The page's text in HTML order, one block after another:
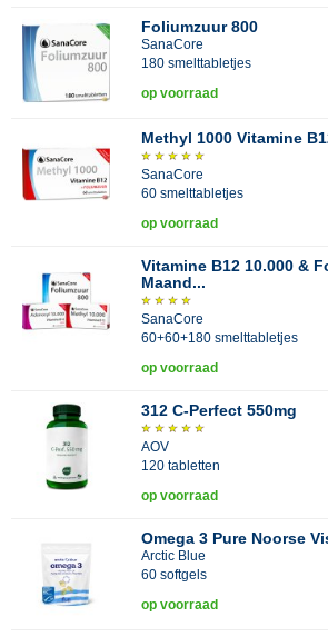
Foliumzuur 800
SanaCore
180 smelttabletjes
op voorraad
Methyl 1000 Vitamine
SanaCore
60 smelttabletjes
op voorraad
Vitamine B12 10.000 &
Maand...
SanaCore
60+60+180 smelttabletjes
op voorraad
312 C-Perfect 550mg
AOV
120 tabletten
op voorraad
Omega 3 Pure Noorse
Arctic Blue
60 softgels
op voorraad